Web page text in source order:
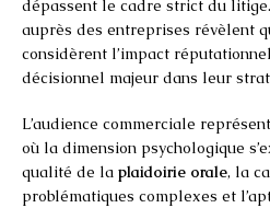
dépassent le cadre strict du
auprès des entreprises révèlent
considèrent l’impact
décisionnel majeur dans leur
L’audience commerciale
où la dimension psychologique
qualité de la plaidoirie orale, la
problématiques complexes et